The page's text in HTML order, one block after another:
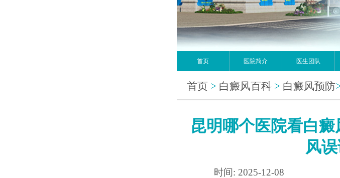
首页 医院简介 医生团队
首页 > 白癜风百科 > 白癜风预防
昆明哪个医院看白
风
时间: 2025-12-08